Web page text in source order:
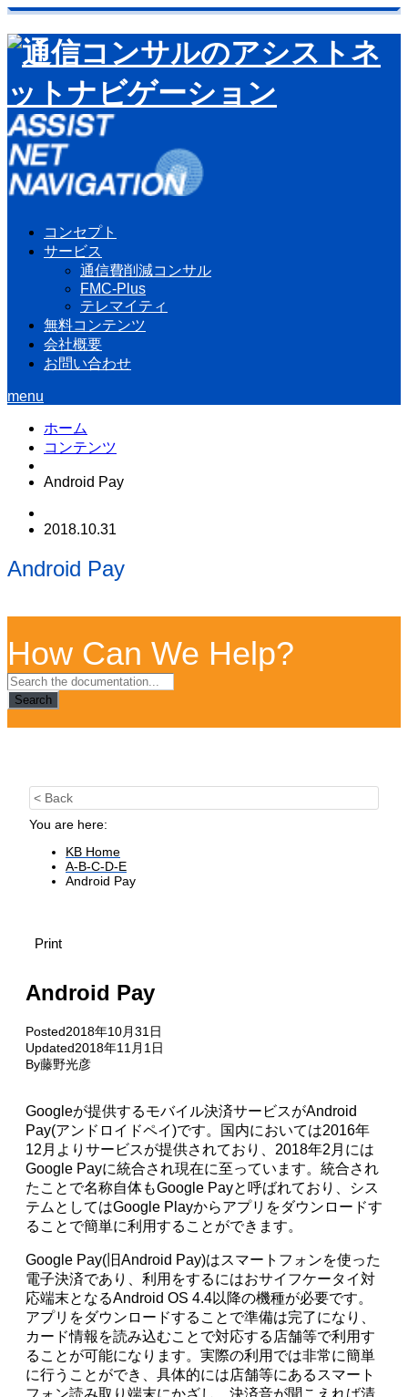
コンセプト
サービス
通信費削減コンサル
FMC-Plus
テレマイティ
無料コンテンツ
会社概要
お問い合わせ
menu
ホーム
コンテンツ
Android Pay
2018.10.31
Android Pay
How Can We Help?
Search
< Back
You are here:
KB Home
A-B-C-D-E
Android Pay
Print
Android Pay
Posted2018年10月31日
Updated2018年11月1日
By藤野光彦
Googleが提供するモバイル決済サービスがAndroid
Pay(アンドロイドペイ)です。国内においては2016年
12月よりサービスが提供されており、2018年2月には
Google Payに統合され現在に至っています。統合され
たことで名称自体もGoogle Payと呼ばれており、シス
テムとしてはGoogle Pl ayからアプリをダウンロードす
ることで簡単に利用することができます。
Google Pay(旧Android Pay)はスマートフォンを使った
電子決済であり、利用をするにはおサイフケータイ対
応端末となるAndroid OS 4.4以降の機種が必要です。
アプリをダウンロードすることで準備は完了になり、
カード情報を読み込むことで対応する店舗等で利用す
ることが可能になります。実際の利用では非常に簡単
に行うことができ、具体的には店舗等にあるスマート
フォン読み取り端末にかざし、決済音が聞こえれば清